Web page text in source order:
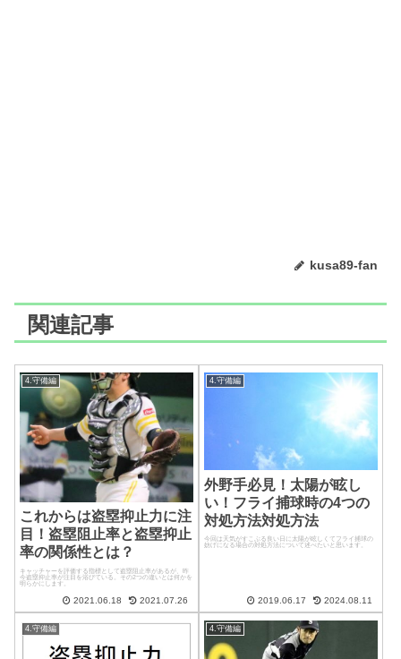
kusa89-fan
関連記事
4.守備編
これからは盗塁抑止力に注
目！盗塁阻止率と盗塁抑止
率の関係性とは？
キャッチャーを評価する指標として盗塁阻止率があるが、昨
今盗塁抑止率が注目を浴びている。その2つの違いとは何かを
明らかにします。
2021.06.18 2021.07.26
4.守備編
外野手必見！太陽が眩し
い！フライ捕球時の4つの
対処方法対処方法
今回は天気がすこぶる良い日に太陽が眩しくてフライ捕球の
妨げになる場合の対処方法について述べたいと思います。
2019.06.17 2024.08.11
4.守備編 4.守備編